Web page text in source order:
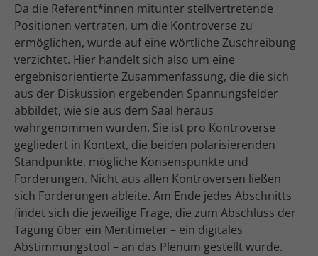
Da die Referent*innen mitunter stellvertretende
Positionen vertraten, um die Kontroverse zu
ermöglichen, wurde auf eine wörtliche Zuschreibung
verzichtet. Hier handelt sich also um eine
ergebnisorientierte Zusammenfassung, die die sich
aus der Diskussion ergebenden Spannungsfelder
abbildet, wie sie aus dem Saal heraus
wahrgenommen wurden. Sie ist pro Kontroverse
gegliedert in Kontext, die beiden polarisierenden
Standpunkte, mögliche Konsenspunkte und
Forderungen. Nicht aus allen Kontroversen ließen
sich Forderungen ableite. Am Ende jedes Abschnitts
findet sich die jeweilige Frage, die zum Abschluss der
Tagung über ein Mentimeter – ein digitales
Abstimmungstool – an das Plenum gestellt wurde.